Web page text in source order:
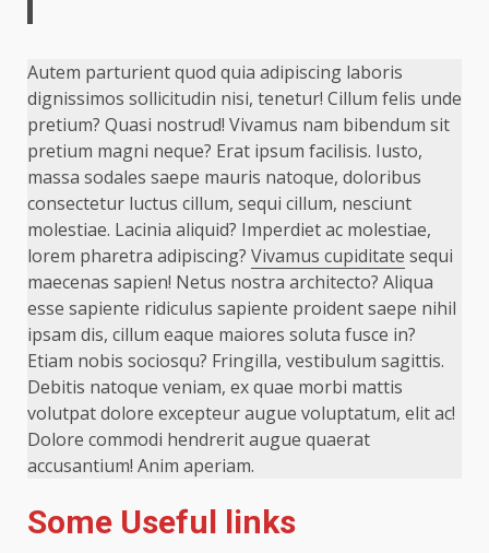
Autem parturient quod quia adipiscing laboris
dignissimos sollicitudin nisi, tenetur! Cillum felis unde
pretium? Quasi nostrud! Vivamus nam bibendum sit
pretium magni neque? Erat ipsum facilisis. Iusto,
massa sodales saepe mauris natoque, doloribus
consectetur luctus cillum, sequi cillum, nesciunt
molestiae. Lacinia aliquid? Imperdiet ac molestiae,
lorem pharetra adipiscing? Vivamus cupiditate sequi
maecenas sapien! Netus nostra architecto? Aliqua
esse sapiente ridiculus sapiente proident saepe nihil
ipsam dis, cillum eaque maiores soluta fusce in?
Etiam nobis sociosqu? Fringilla, vestibulum sagittis.
Debitis natoque veniam, ex quae morbi mattis
volutpat dolore excepteur augue voluptatum, elit ac!
Dolore commodi hendrerit augue quaerat
accusantium! Anim aperiam.
Some Useful links